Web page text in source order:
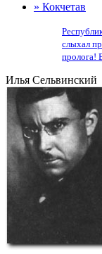
» Кокчетав
слыхал
пролога!
Илья Сельвинский